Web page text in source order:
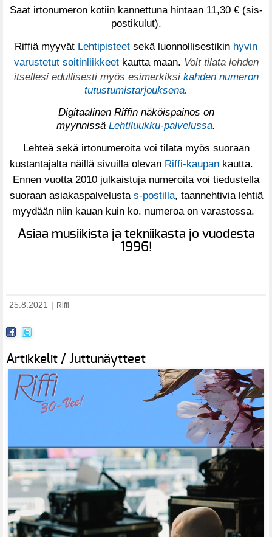
Saat irtonumeron kotiin kannettuna hintaan 11,30 € (sis-
postikulut).
Riffiä myyvät Lehtipisteet sekä luonnollisestikin hyvin
varustetut soitinliikkeetkautta maan. Voit tilata lehden
itsellesi edullisesti myös esimerkiksi kahden numeron
tutustumistarjouksena.
Digitaalinen Riffin näköispainos on
myynnissä Lehtiluukku-palvelussa.
Lehteä sekä irtonumeroita voi tilata myös suoraan
kustantajalta näillä sivuilla olevan Riffi-kaupan kautta.
Ennen vuotta 2010 julkaistuja numeroita voi tiedustella
suoraan asiakaspalvelusta s-postilla, taannehtivia lehtiä
myydään niin kauan kuin ko. numeroa on varastossa.
Asiaa musiikista ja tekniikasta jo vuodesta
1996!
25.8.2021 Riffi
Artikkelit / Juttunäytteet